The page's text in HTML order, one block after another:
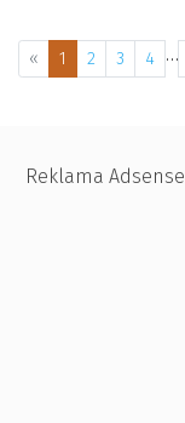
« 1 2 3 4 …
Reklama Adsense